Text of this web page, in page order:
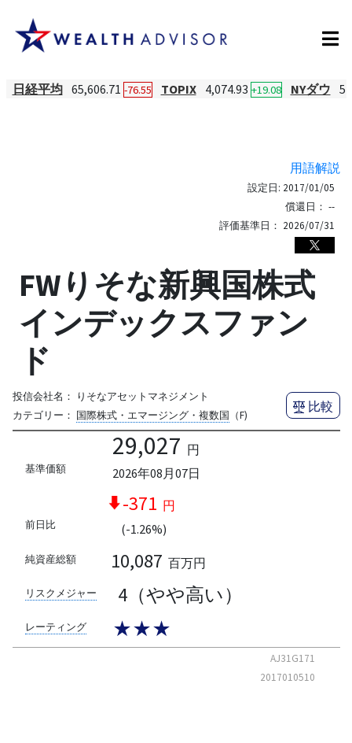
日経平均 65,606.71 -76.55 TOPIX 4,074.93 +19.08 NYダウ
用語解説
設定日: 2017/01/05
償還日： --
評価基準日： 2026/07/31
FWりそな新興国株式
インデックスファン
ド
投信会社名： りそなアセットマネジメント
カテゴリー： 国際株式・エマージング・複数国 （F)
比較
基準価額
29,027 円
2026年08月07日
前日比
-371 円
(-1.26%)
純資産総額 10,087 百万円
リスクメジャー 4（やや高い）
レーティング ★★★
AJ31G171
2017010510